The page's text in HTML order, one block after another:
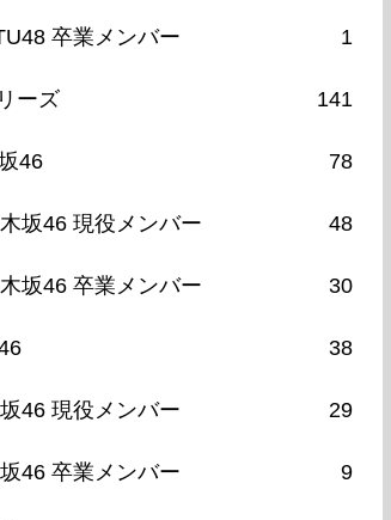
卒業メンバー 1
ーズ 141
46 78
坂46 現役メンバー 48
坂46 卒業メンバー 30
38
46 現役メンバー 29
46 卒業メンバー 9